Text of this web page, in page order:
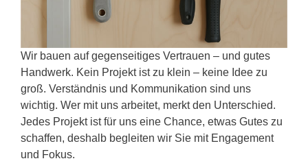
Wir bauen auf gegenseitiges Vertrauen – und gutes
Handwerk. Kein Projekt ist zu klein – keine Idee zu
groß. Verständnis und Kommunikation sind uns
wichtig. Wer mit uns arbeitet, merkt den Unterschied.
Jedes Projekt ist für uns eine Chance, etwas Gutes zu
schaffen, deshalb begleiten wir Sie mit Engagement
und Fokus.